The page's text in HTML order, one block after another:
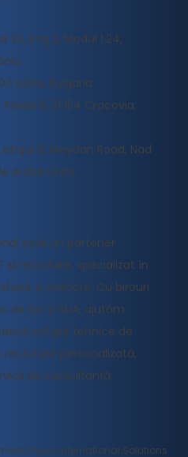
30, Etaj 2, Modul 1.24,
Sofia, Bulgaria
Pawia 9, 31 154 Cracovia,
6, Meydan Road, Nad
Arabe Unite
este un partener
și recrutare, specializat în
și onshore. Cu birouri
de Est și SUA, ajutăm
echipe tehnice de
personalizată,
de consultanță.
International Solutions